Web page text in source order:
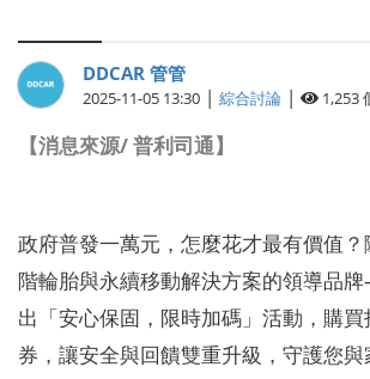
DDCAR 管管
2025-11-05 13:30 | 綜合討論 | 1,253
【消息來源/ 普利司通】
政府普發一萬元，怎麼花才最有價值
階輪胎與永續移動解決方案的領導品
出「安心保固，限時加碼」活動，購
券，讓安全與回饋雙重升級，守護您與